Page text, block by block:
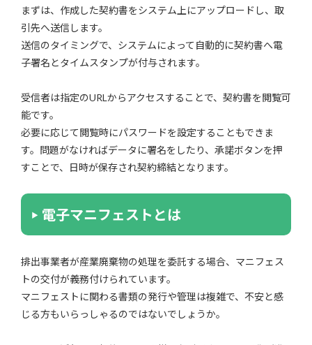
まずは、作成した契約書をシステム上にアップロードし、取
引先へ送信します。
送信のタイミングで、システムによって自動的に契約書へ電
子署名とタイムスタンプが付与されます。
受信者は指定のURLからアクセスすることで、契約書を閲覧可
能です。
必要に応じて閲覧時にパスワードを設定することもできま
す。問題がなければデータに署名をしたり、承諾ボタンを押
すことで、日時が保存され契約締結となります。
電子マニフェストとは
排出事業者が産業廃棄物の処理を委託する場合、マニフェス
トの交付が義務付けられています。
マニフェストに関わる書類の発行や管理は複雑で、不安と感
じる方もいらっしゃるのではないでしょうか。